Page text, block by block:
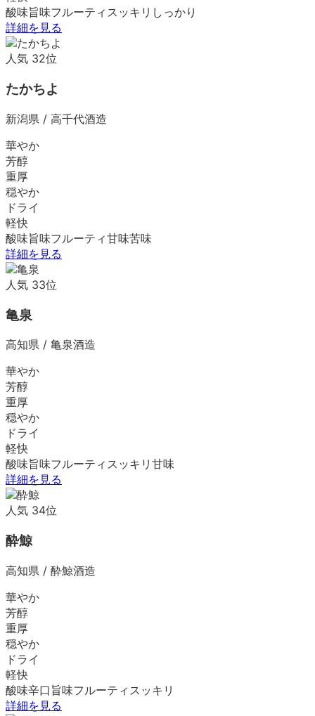
酸味旨味フルーティ スッキリ しっかり
詳細を見る
人気 32位
たかちよ
新潟県 / 高千代酒造
華やか
芳醇
重厚
穏やか
ドライ
軽快
酸味旨味フルーティ甘味苦味
詳細を見る
人気 33位
亀泉
高知県 / 亀泉酒造
華やか
芳醇
重厚
穏やか
ドライ
軽快
酸味旨味フルーティ スッキリ 甘味
詳細を見る
人気 34位
酔鯨
高知県 / 酔鯨酒造
華やか
芳醇
重厚
穏やか
ドライ
軽快
酸味辛口 旨味フルーティ スッキリ
詳細を見る